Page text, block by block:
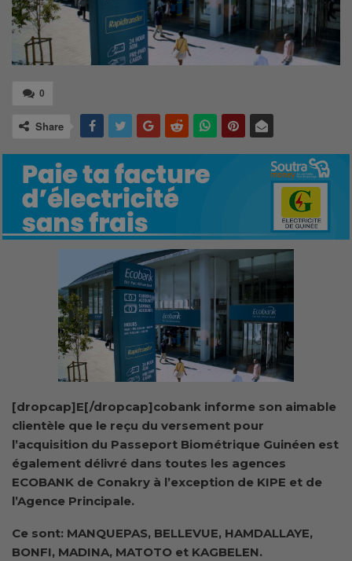
0
Share
[dropcap]E[/dropcap]cobank informe son aimable
clientèle que le reçu du versement pour
l’acquisition du Passeport Biométrique Guinéen est
également délivré dans toutes les agences
ECOBANK de Conakry à l’exception de KIPE et de
l’Agence Principale.
Ce sont: MANQUEPAS, BELLEVUE, HAMDALLAYE,
BONFI, MADINA, MATOTO et KAGBELEN.